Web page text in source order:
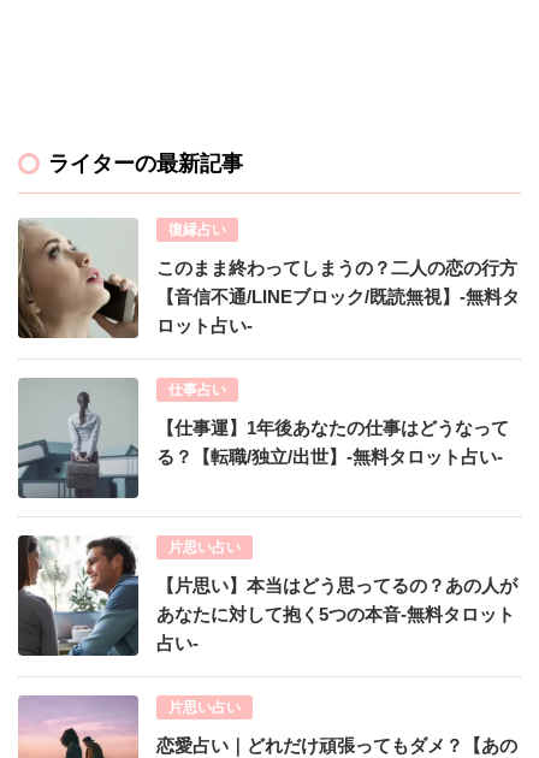
ライターの最新記事
復縁占い
このまま終わってしまうの？二人の恋の行方
【音信不通/LINEブロック/既読無視】-無料タ
ロット占い-
仕事占い
【仕事運】1年後あなたの仕事はどうなって
る？【転職/独立/出世】-無料タロット占い-
片思い占い
【片思い】本当はどう思ってるの？あの人が
あなたに対して抱く5つの本音-無料タロット
占い-
片思い占い
恋愛占い｜どれだけ頑張ってもダメ？【あの